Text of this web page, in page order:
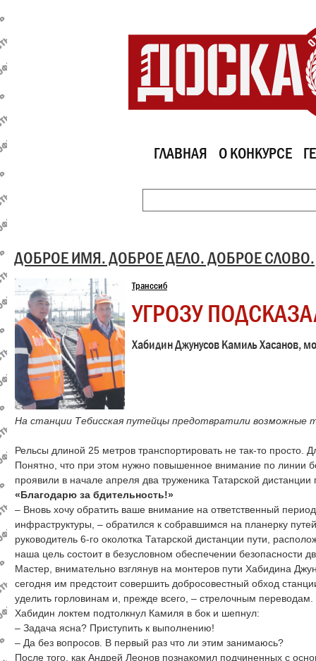
ГЛАВНАЯ О КОНКУРСЕ
ДОБРОЕ ИМЯ. ДОБРОЕ ДЕЛО. ДОБРОЕ СЛОВО.
Транссиб
УГРОЗУ
Хабидин Джунусов Камиль Хасанов,
На станции Тебисская путейцы предотвратили возможные
Рельсы длиной 25 метров транспортировать не так-то просто.
Понятно, что при этом нужно повышенное внимание по линии
проявили в начале апреля два труженика Татарской дистанции
«Благодарю за бдительность!»
– Вновь хочу обратить ваше внимание на ответственный
инфраструктуры, – обратился к собравшимся на планерку
руководитель 6-го околотка Татарской дистанции пути,
наша цель состоит в безусловном обеспечении безопасности
Мастер, внимательно взглянув на монтеров пути Хабидина
сегодня им предстоит совершить добросовестный обход
уделить горловинам и, прежде всего, – стрелочным переводам.
Хабидин локтем подтолкнул Камиля в бок и шепнул:
– Задача ясна? Приступить к выполнению!
– Да без вопросов. В первый раз что ли этим занимаюсь?
После того, как Андрей Леонов познакомил подчиненных с